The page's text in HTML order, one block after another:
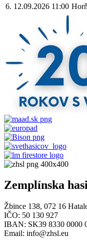
6. 12.09.2026 11:00
Zemplínska
Žbince 138, 072 16
IČO: 50 130 927
IBAN: SK39 8330 0000
Email: info@zhsl.eu